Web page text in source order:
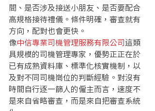
間、是否涉及接送小朋友、是否要配合
高規格接待禮儀。條件明確，審查就有
方向，配對也會更快。
像中信專業司機管理服務有限公司這類
具規模的司機管理專家，優勢正正在於
已有成熟資料庫、標準化核實機制，以
及對不同司機崗位的判斷經驗。對沒有
時間自行逐一篩人的僱主而言，速度不
是來自省略審查，而是來自把審查系統